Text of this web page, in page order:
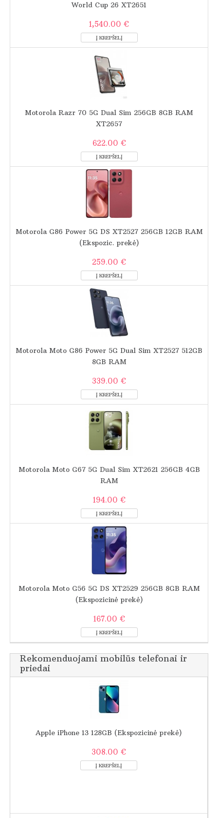
World Cup 26 XT2651
1,540.00 €
Motorola Razr 70 5G Dual Sim 256GB 8GB RAM
XT2657
622.00 €
Motorola G86 Power 5G DS XT2527 256GB 12GB RAM
(Ekspozic. prekė)
259.00 €
Motorola Moto G86 Power 5G Dual Sim XT2527 512GB
8GB RAM
339.00 €
Motorola Moto G67 5G Dual Sim XT2621 256GB 4GB
RAM
194.00 €
Motorola Moto G56 5G DS XT2529 256GB 8GB RAM
(Ekspozicinė prekė)
167.00 €
Rekomenduojami mobilūs telefonai ir
priedai
Apple iPhone 13 128GB (Ekspozicinė prekė)
308.00 €